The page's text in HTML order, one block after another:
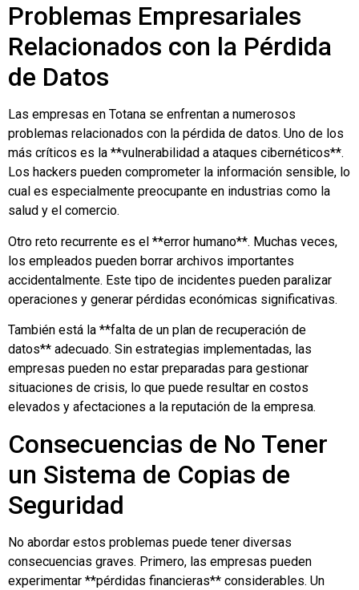
Problemas Empresariales
Relacionados con la Pérdida
de Datos
Las empresas en Totana se enfrentan a numerosos
problemas relacionados con la pérdida de datos. Uno de los
más críticos es la **vulnerabilidad a ataques cibernéticos**.
Los hackers pueden comprometer la información sensible, lo
cual es especialmente preocupante en industrias como la
salud y el comercio.
Otro reto recurrente es el **error humano**. Muchas veces,
los empleados pueden borrar archivos importantes
accidentalmente. Este tipo de incidentes pueden paralizar
operaciones y generar pérdidas económicas significativas.
También está la **falta de un plan de recuperación de
datos** adecuado. Sin estrategias implementadas, las
empresas pueden no estar preparadas para gestionar
situaciones de crisis, lo que puede resultar en costos
elevados y afectaciones a la reputación de la empresa.
Consecuencias de No Tener
un Sistema de Copias de
Seguridad
No abordar estos problemas puede tener diversas
consecuencias graves. Primero, las empresas pueden
experimentar **pérdidas financieras** considerables. Un